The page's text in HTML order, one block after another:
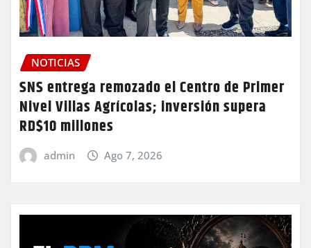
NOTICIAS
SNS entrega remozado el Centro de Primer
Nivel Villas Agrícolas; inversión supera
RD$10 millones
admin Ago 7, 2026